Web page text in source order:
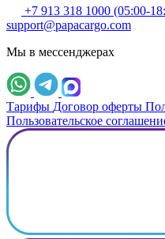
+7 913 318 1000 (05:00-
support@papacargo.com
Мы в мессенджерах
Тарифы Договор оферты
Пользовательское